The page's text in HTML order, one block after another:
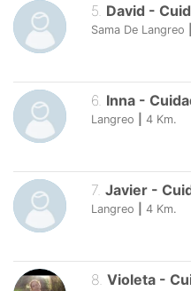
5 David -
Sama De Langreo
6 Inna -
Langreo 4 Km.
7. Javier -
Langreo 4 Km.
8. Violeta -